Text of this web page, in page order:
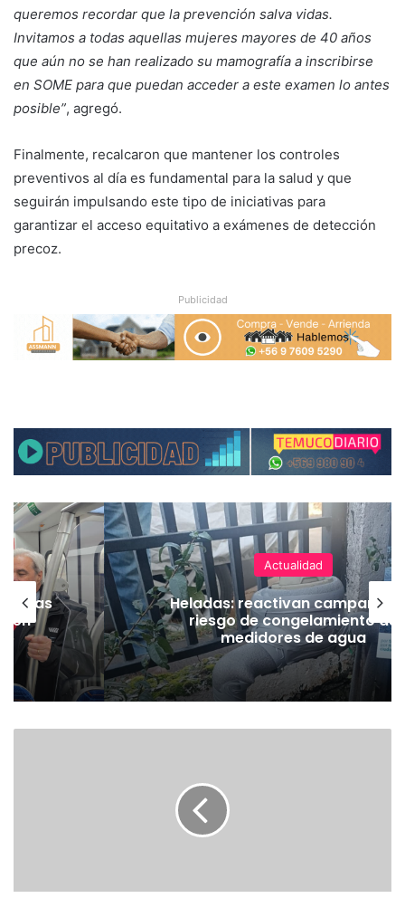
queremos recordar que la prevención salva vidas.
Invitamos a todas aquellas mujeres mayores de 40 años
que aún no se han realizado su mamografía a inscribirse
en SOME para que puedan acceder a este examen lo antes
posible”, agregó.
Finalmente, recalcaron que mantener los controles
preventivos al día es fundamental para la salud y que
seguirán impulsando este tipo de iniciativas para
garantizar el acceso equitativo a exámenes de detección
precoz.
Publicidad
vías
Actualidad
Heladas: reactivan campaña
riesgo de congelamiento de
medidores de agua